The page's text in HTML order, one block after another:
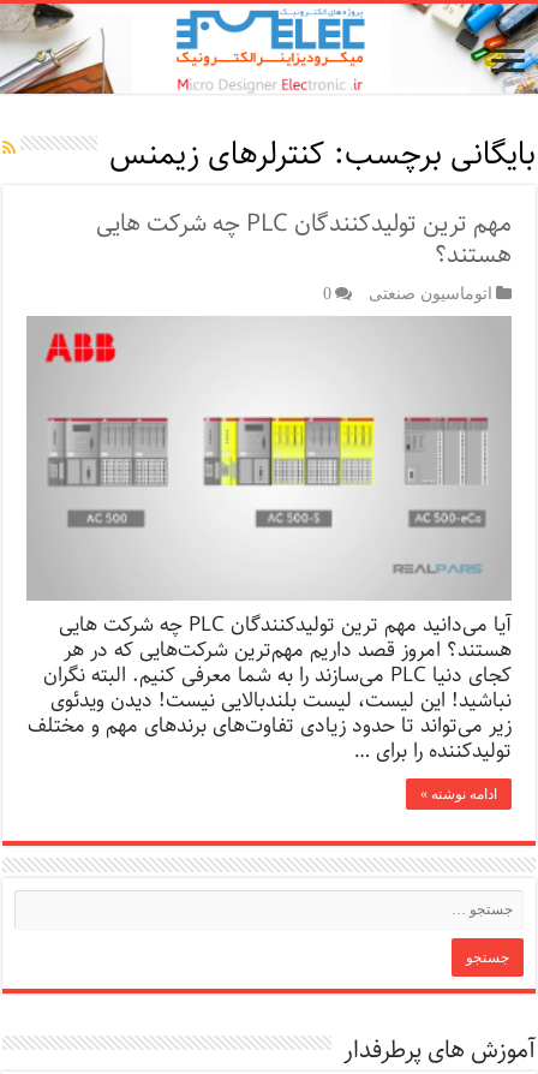
بایگانی برچسب: کنترلرهای زیمنس
مهم ترین تولیدکنندگان PLC چه شرکت هایی
هستند؟
اتوماسیون صنعتی 0
آیا می‌دانید مهم ترین تولیدکنندگان PLC چه شرکت هایی
هستند؟ امروز قصد داریم مهم‌ترین شرکت‌هایی که در هر
کجای دنیا PLC می‌سازند را به شما معرفی کنیم. البته نگران
نباشید! این لیست، لیست بلند‌بالایی نیست! دیدن ویدئوی
زیر می‌تواند تا حدود زیادی تفاوت‌های برندهای مهم و مختلف
تولیدکننده را برای …
ادامه نوشته »
آموزش های پرطرفدار